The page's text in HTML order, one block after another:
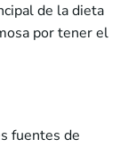
de la dieta
por tener el
fuentes de